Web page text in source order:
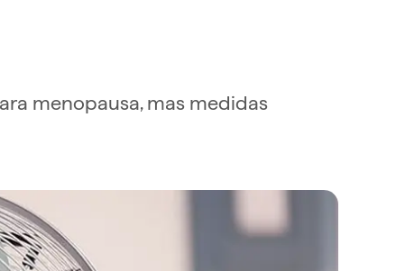
menopausa, mas medidas